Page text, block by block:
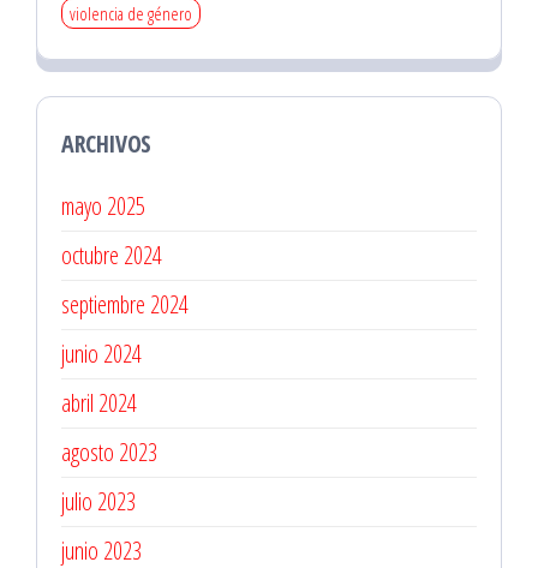
violencia de género
ARCHIVOS
mayo 2025
octubre 2024
septiembre 2024
junio 2024
abril 2024
agosto 2023
julio 2023
junio 2023